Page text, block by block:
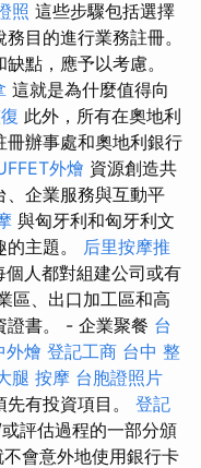
照 這些步驟包括選擇
目的進行業務註冊。
點，應予以考慮。
這就是為什麼值得向
此外，所有在奧地利
冊辦事處和奧地利銀行
外燴 資源創造共
、企業服務與互動平
與匈牙利和匈牙利文
主題。 后里按摩推
個人都對組建公司或有
區、出口加工區和高
證書。 - 企業聚餐 台
外燴 登記工商 台中 整
腿 按摩 台胞證照片
有投資項目。 登記
評估過程的一部分頒
會意外地使用銀行卡